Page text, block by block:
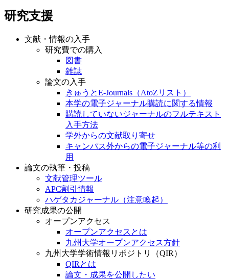
研究支援
文献・情報の入手
研究費での購入
図書
雑誌
論文の入手
きゅうとE-Journals（AtoZリスト）
本学の電子ジャーナル購読に関する情報
購読していないジャーナルのフルテキスト
入手方法
学外からの文献取り寄せ
キャンパス外からの電子ジャーナル等の利
用
論文の執筆・投稿
文献管理ツール
APC割引情報
ハゲタカジャーナル（注意喚起）
研究成果の公開
オープンアクセス
オープンアクセスとは
九州大学オープンアクセス方針
九州大学学術情報リポジトリ（QIR）
QIRとは
論文・成果を公開したい